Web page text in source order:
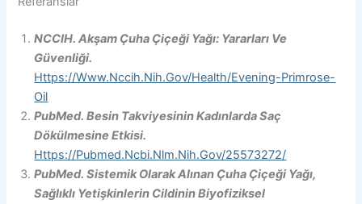
NCCIH. Akşam Çuha Çiçeği Yağı: Yararları Ve
Güvenliği.
Https://www.nccih.nih.gov/health/evening-Primrose-
Oil
PubMed. Besin Takviyesinin Kadınlarda Saç
Dökülmesine Etkisi.
Https://pubmed.ncbi.nlm.nih.gov/25573272/
PubMed. Sistemik Olarak Alınan Çuha Çiçeği Yağı,
Sağlıklı Yetişkinlerin Cildinin Biyofiziksel